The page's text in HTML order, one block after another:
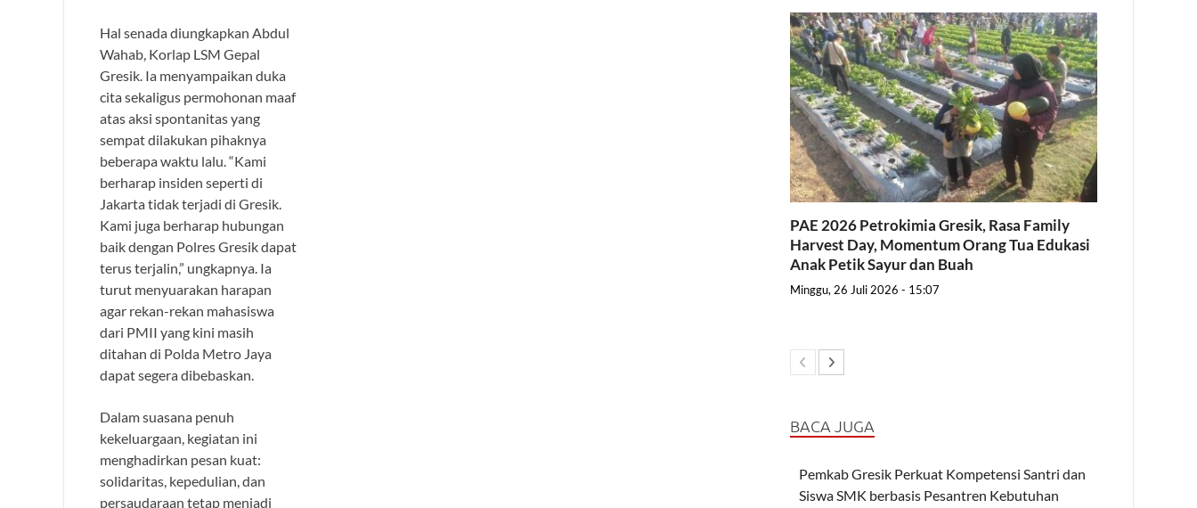
Hal senada diungkapkan Abdul
Wahab, Korlap LSM Gepal
Gresik. Ia menyampaikan duka
cita sekaligus permohonan maaf
atas aksi spontanitas yang
sempat dilakukan pihaknya
beberapa waktu lalu. “Kami
berharap insiden seperti di
Jakarta tidak terjadi di Gresik.
Kami juga berharap hubungan
baik dengan Polres Gresik dapat
terus terjalin,” ungkapnya. Ia
turut menyuarakan harapan
agar rekan-rekan mahasiswa
dari PMII yang kini masih
ditahan di Polda Metro Jaya
dapat segera dibebaskan.
Dalam suasana penuh
kekeluargaan, kegiatan ini
menghadirkan pesan kuat:
solidaritas, kepedulian, dan
persaudaraan tetap menjadi
PAE 2026 Petrokimia Gresik, Rasa Family
Harvest Day, Momentum Orang Tua Edukasi
Anak Petik Sayur dan Buah
Minggu, 26 Juli 2026 - 15:07
BACA JUGA
Pemkab Gresik Perkuat Kompetensi Santri dan
Siswa SMK berbasis Pesantren Kebutuhan